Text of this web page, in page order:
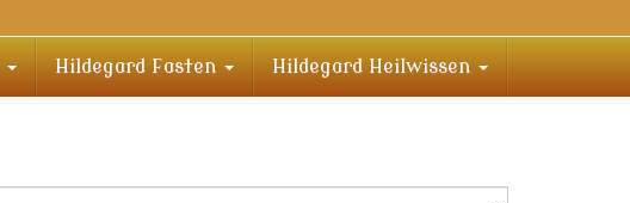
Hildegard Fasten Hildegard Heilwissen